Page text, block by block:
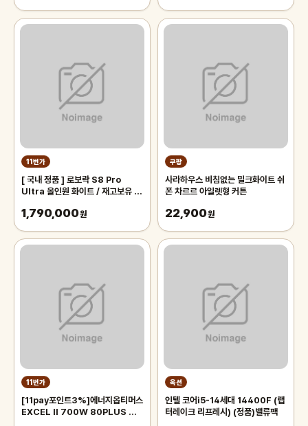
11번가
[ 국내 정품 ] 로보락 S8 Pro
Ultra 올인원 화이트 / 재고보유 오
1,790,000원
쿠팡
사라하우스 비침없는 밀크화이트 쉬
폰 차르르 아일렛형 커튼
22,900원
11번가
[11pay포인트3%]에너지옵티머스
EXCEL II 700W 80PLUS 컴
옥션
인텔 코어i5-14세대 14400F (랩
터레이크 리프레시) (정품)밸류팩